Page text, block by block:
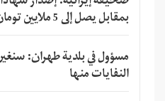
بمقابل يصل إلى 5 ملايين تومان
مسؤول في بلدية طهران:
النفايات منها